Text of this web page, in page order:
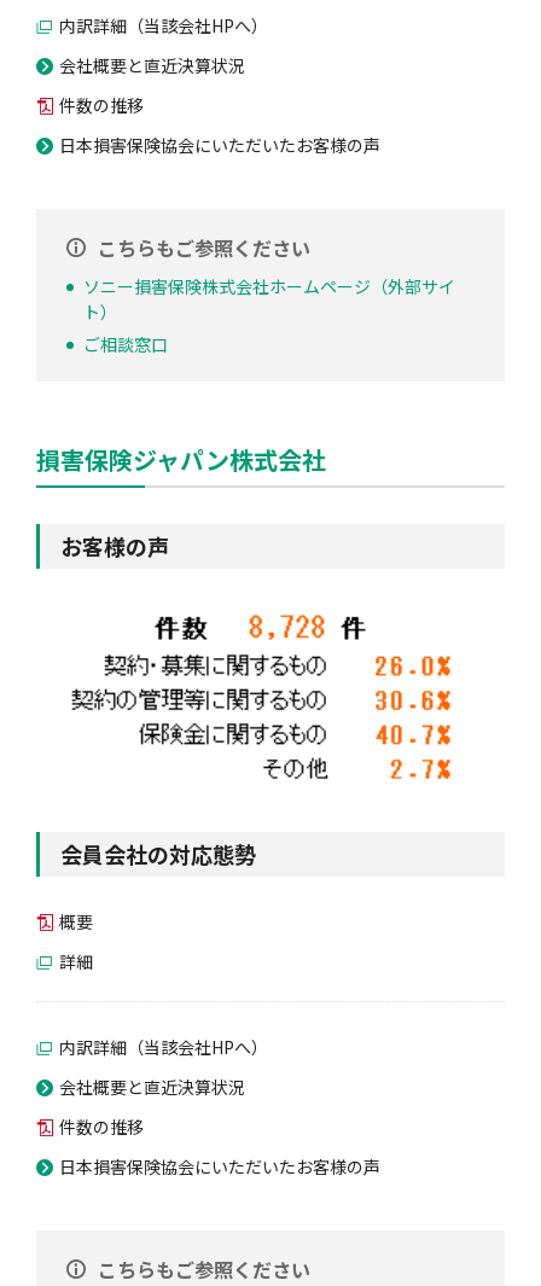
内訳詳細（当該会社HPへ）
会社概要と直近決算状況
件数の推移
日本損害保険協会にいただいたお客様の声
こちらもご参照ください
ソニー損害保険株式会社ホームページ（外部サイ
ト）
ご相談窓口
損害保険ジャパン株式会社
お客様の声
会員会社の対応態勢
概要
詳細
内訳詳細（当該会社HPへ）
会社概要と直近決算状況
件数の推移
日本損害保険協会にいただいたお客様の声
こちらもご参照ください